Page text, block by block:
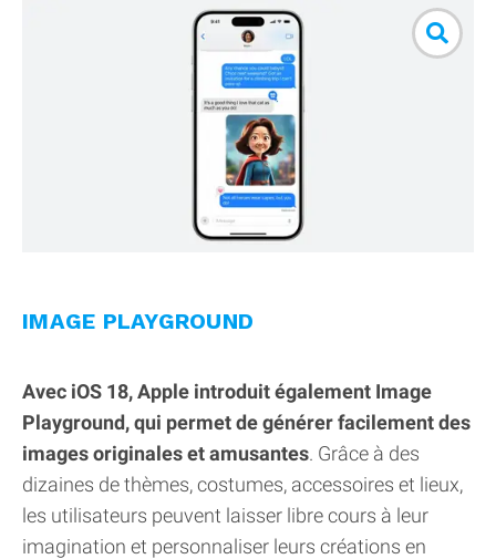
IMAGE PLAYGROUND
Avec iOS 18, Apple introduit également Image
Playground, qui permet de générer facilement des
images originales et amusantes. Grâce à des
dizaines de thèmes, costumes, accessoires et lieux,
les utilisateurs peuvent laisser libre cours à leur
imagination et personnaliser leurs créations en